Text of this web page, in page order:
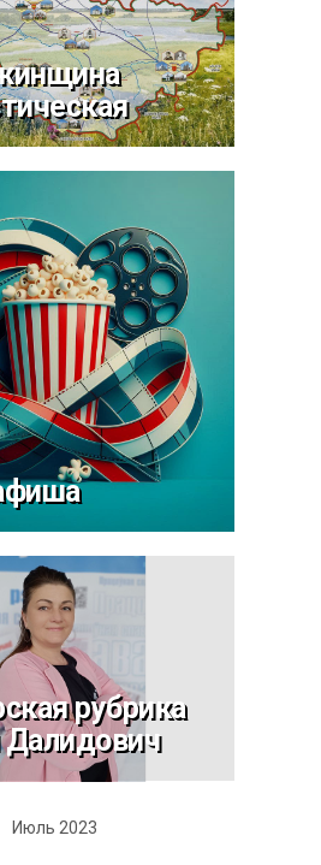
рубрика
Июль 2023